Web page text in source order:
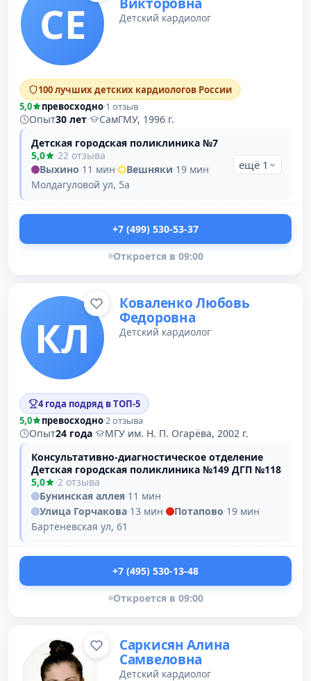
СЕ Детский кардиолог
100 лучших детских кардиологов России
5,0
превосходно·1 отзыв
Опыт30 лет·
СамГМУ, 1996 г.
Детская городская поликлиника №7
5,0
·22 отзыва
Выхино·11 мин· Вешняки·19 мин·
Молдагуловой ул, 5а
ещё 1
+7 (499) 530-53-37
Откроется в 09:00
КЛ
Коваленко Любовь
Федоровна
Детский кардиолог
4 года подряд в ТОП-5
5,0
превосходно·2 отзыва
Опыт24 года·
МГУ им. Н. П. Огарёва, 2002 г.
Консультативно-диагностическое отделение
Детская городская поликлиника №149 ДГП №118
5,0
·2 отзыва
Бунинская аллея·11 мин·
Улица Горчакова·13 мин· Потапово·19 мин·
Бартеневская ул, 61
+7 (495) 530-13-48
Откроется в 09:00
Саркисян Алина
Самвеловна
Детский кардиолог